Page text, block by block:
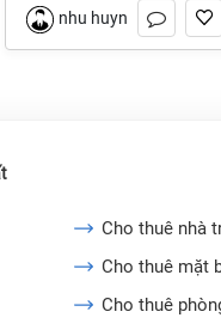
nhu huynh
Cho thuê nhà
Cho thuê mặt
Cho thuê